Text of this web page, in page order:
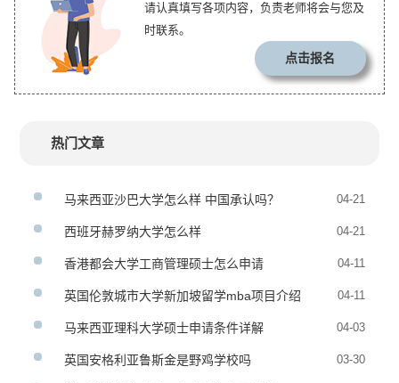
请认真填写各项内容，负责老师将会与您及
时联系。
点击报名
热门文章
马来西亚沙巴大学怎么样 中国承认吗？ 04-21
西班牙赫罗纳大学怎么样 04-21
香港都会大学工商管理硕士怎么申请 04-11
英国伦敦城市大学新加坡留学mba项目介绍 04-11
马来西亚理科大学硕士申请条件详解 04-03
英国安格利亚鲁斯金是野鸡学校吗 03-30